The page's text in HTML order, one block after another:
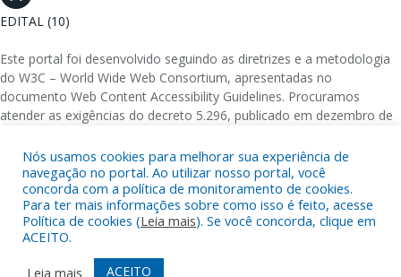
Nós usamos cookies para melhorar sua experiência de
navegação no portal. Ao utilizar nosso portal, você
concorda com a política de monitoramento de cookies.
Para ter mais informações sobre como isso é feito, acesse
Política de cookies (Leia mais). Se você concorda, clique em
ACEITO.
Leia mais
ACEITO
EDITAL (10)
Este portal foi desenvolvido seguindo as diretrizes e a metodologia
do W3C – World Wide Web Consortium, apresentadas no
documento Web Content Accessibility Guidelines. Procuramos
atender as exigências do decreto 5.296, publicado em dezembro de
eletrônicos da administração pública na rede mundial de
computadores para o uso das pessoas com necessidades especiais,
garantindo-lhes o pleno acesso aos conteúdos disponíveis.
Além de validações automáticas, foram realizados testes em
diversos navegadores e através do utilitário de acesso a Internet do
DOSVOX, sistema operacional destinado deficientes visuais.